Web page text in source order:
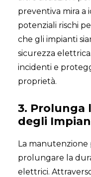
preventiva mira a
potenziali rischi
che gli impianti
sicurezza
incidenti e
proprietà.
3. Prolunga
degli
La manutenzione
prolungare la
elettrici.